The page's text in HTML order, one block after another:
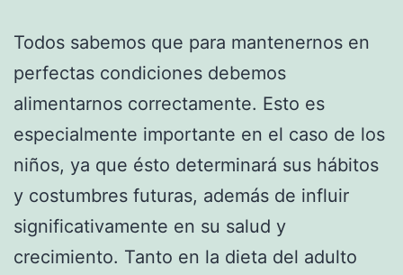
Todos sabemos que para mantenernos en
perfectas condiciones debemos
alimentarnos correctamente. Esto es
especialmente importante en el caso de los
niños, ya que ésto determinará sus hábitos
y costumbres futuras, además de influir
significativamente en su salud y
crecimiento. Tanto en la dieta del adulto